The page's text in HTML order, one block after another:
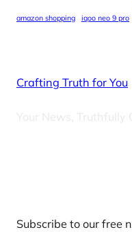
amazon shopping iqoo neo 9 pro
Crafting Truth for You
Your News, Truthfully
Subscribe to our free